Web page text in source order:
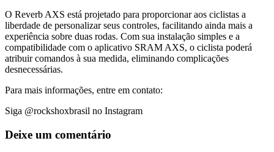
O Reverb AXS está projetado para proporcionar aos ciclistas a
liberdade de personalizar seus controles, facilitando ainda mais a
experiência sobre duas rodas. Com sua instalação simples e a
compatibilidade com o aplicativo SRAM AXS, o ciclista poderá
atribuir comandos à sua medida, eliminando complicações
desnecessárias.
Para mais informações, entre em contato:
Siga @rockshoxbrasil no Instagram
Deixe um comentário